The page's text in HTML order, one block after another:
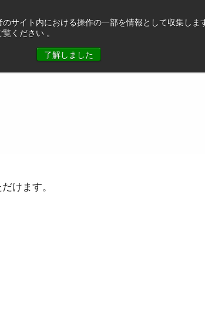
サイト内における操作の一部を情報として収集し
ください 。
了解しました
けます。